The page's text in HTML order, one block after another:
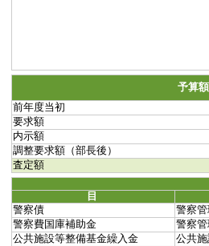
予算額
前年度当初
要求額
内示額
調整要求額（部長後）
査定額
目
警察債
警察
警察費国庫補助金
警察
公共施設等整備基金繰入金
公共